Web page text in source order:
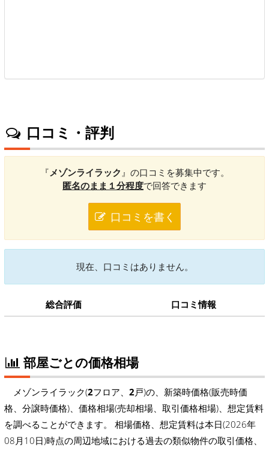
口コミ・評判
『 メゾンライラック 』の口コミを募集中です。
匿名のまま１分程度で回答できます
口コミを書く
現在、口コミはありません。
総合評価 口コミ情報
部屋ごとの価格相場
メゾンライラック(2フロア、 2戸)の、新築時価格(販売時価
格、分譲時価格)、価格相場(売却相場、取引価格相場)、想定賃料
を調べることができます。 相場価格、想定賃料は本日(2026年
08月10日)時点の周辺地域における過去の類似物件の取引価格、